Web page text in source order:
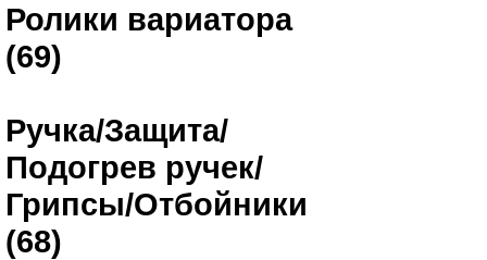
Ролики вариатора
(69)
Ручка/Защита/
Подогрев ручек/
Грипсы/Отбойники
(68)